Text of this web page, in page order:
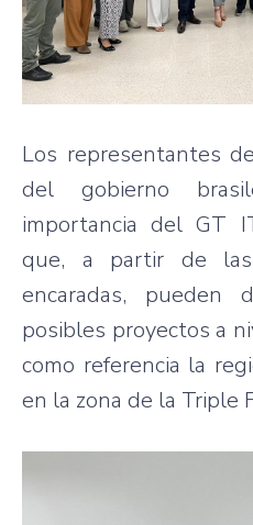
Los representantes
del gobierno
importancia del GT
que, a partir de las
encaradas,
posibles proyectos a
como referencia la
en la zona de la Triple